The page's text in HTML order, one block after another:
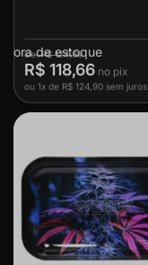
R$ 124,90
R$ 118,66
ou 1x de R$ 124,90 sem juros
Fora de estoque